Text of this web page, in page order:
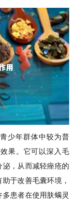
少年群体中较为普
果。它可以深入毛
，从而减轻痤疮的
于改善毛囊环境，
患者在使用肤螨灵